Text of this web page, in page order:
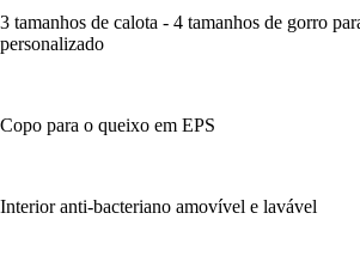
3 tamanhos de calota - 4 tamanhos de gorro
personalizado
Copo para o queixo em EPS
Interior anti-bacteriano amovível e lavável